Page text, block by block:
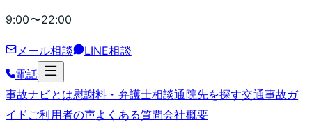
9:00〜22:00
メール相談
LINE相談
電話
事故ナビとは慰謝料・弁護士相談通院先を探す交通事故ガ
イド ご利用者の声よくある質問会社概要